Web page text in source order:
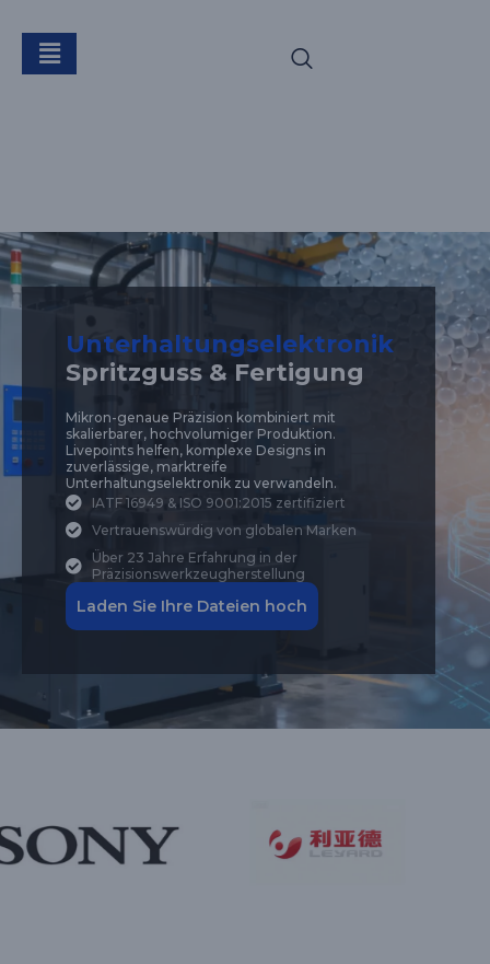
Verbraucher &
Unterhaltungselektronik
Spritzguss & Fertigung
Mikron-genaue Präzision kombiniert mit
skalierbarer, hochvolumiger Produktion.
Livepoints helfen, komplexe Designs in
zuverlässige, marktreife
Unterhaltungselektronik zu verwandeln.
IATF 16949 & ISO 9001:2015 zertifiziert
Vertrauenswürdig von globalen Marken
Über 23 Jahre Erfahrung in der
Präzisionswerkzeugherstellung
Laden Sie Ihre Dateien hoch